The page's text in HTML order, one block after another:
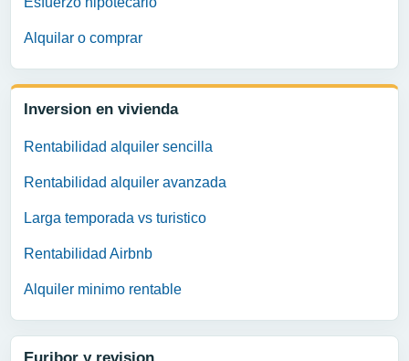
Alquilar o comprar
Inversion en vivienda
Rentabilidad alquiler sencilla
Rentabilidad alquiler avanzada
Larga temporada vs turistico
Rentabilidad Airbnb
Alquiler minimo rentable